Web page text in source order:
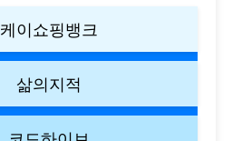
케이쇼핑뱅크
삶의지적